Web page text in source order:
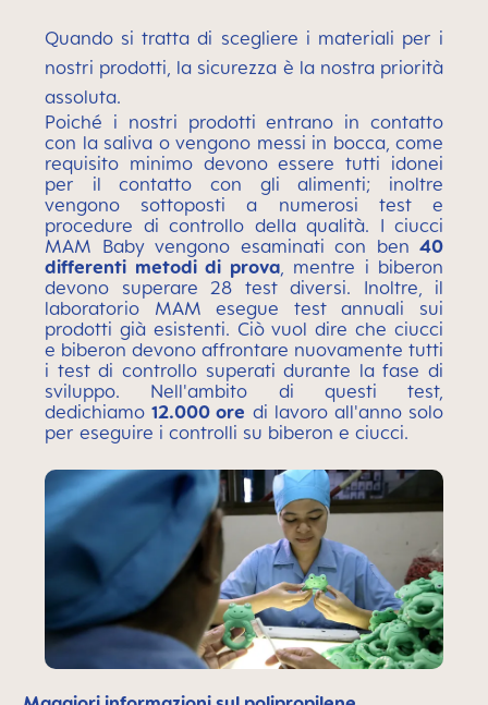
Quando si tratta di scegliere i materiali per i
nostri prodotti, la sicurezza è la nostra priorità
assoluta.
Poiché i nostri prodotti entrano in contatto
con la saliva o vengono messi in bocca, come
requisito minimo devono essere tutti idonei
per il contatto con gli alimenti; inoltre
vengono sottoposti a numerosi test e
procedure di controllo della qualità. I ciucci
MAM Baby vengono esaminati con ben 40
differenti metodi di prova, mentre i biberon
devono superare 28 test diversi. Inoltre, il
laboratorio MAM esegue test annuali sui
prodotti già esistenti. Ciò vuol dire che ciucci
e biberon devono affrontare nuovamente tutti
i test di controllo superati durante la fase di
sviluppo. Nell'ambito di questi test,
dedichiamo12.000 ore di lavoro all'anno solo
per eseguire i controlli su biberon e ciucci.